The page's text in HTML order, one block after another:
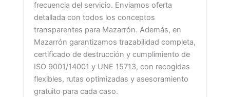
frecuencia del servicio. Enviamos oferta
detallada con todos los conceptos
transparentes para Mazarrón. Además, en
Mazarrón garantizamos trazabilidad completa,
certificado de destrucción y cumplimiento de
ISO 9001/14001 y UNE 15713, con recogidas
flexibles, rutas optimizadas y asesoramiento
gratuito para cada caso.